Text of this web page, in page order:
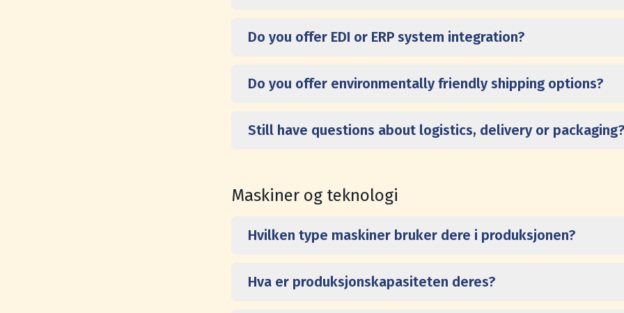
Do you offer EDI or ERP system integration?
Do you offer environmentally friendly shipping options?
Still have questions about logistics, delivery or packaging?
Maskiner og teknologi
Hvilken type maskiner bruker dere i produksjonen?
Hva er produksjonskapasiteten deres?